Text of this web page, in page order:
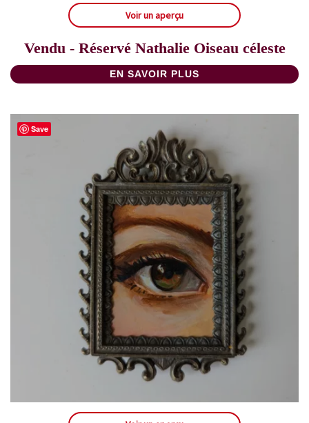
Voir un aperçu
Vendu - Réservé Nathalie Oiseau céleste
EN SAVOIR PLUS
Save